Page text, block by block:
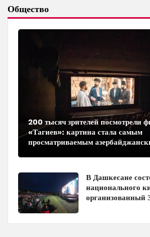
Общество
200 тысяч зрителей посмотрели
«Тагиев»: картина стала самым
просматриваемым
В Дашкесане
национального
организованный